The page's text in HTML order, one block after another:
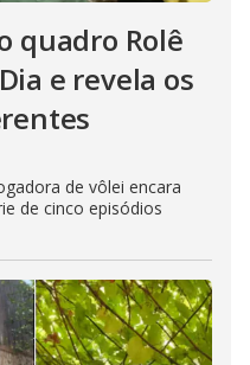
quadro Rolê
e revela os
de vôlei encara
de cinco episódios